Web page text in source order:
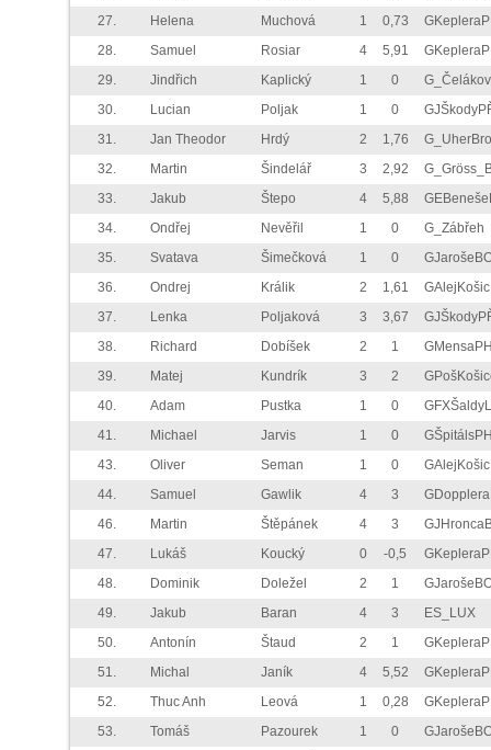
27.
Helena Muchová 1 0,73
28.
Samuel Rosiar 4 5,91
29.
Jindřich Kaplický 1 0
G_Čelákov
30.
Lucian Poljak 1 0
31.
Jan Theodor Hrdý 2 1,76
32.
Martin Šindelář 3 2,92
33.
Jakub Štepo 4 5,88
34.
Ondřej Nevěřil 1 0
G_Zábřeh
35.
Svatava Šimečková 1 0
36.
Ondrej Králik 2 1,61
GAlejKošic
37.
Lenka Poljaková 3 3,67
38.
Richard Dobíšek 2 1
39.
Matej Kundrík 3 2
40.
Adam Pustka 1 0
41.
Michael Jarvis 1 0
43.
Oliver Seman 1 0
GAlejKošic
44.
Samuel Gawlik 4 3
46.
Martin Štěpánek 4 3
47.
Lukáš Koucký 0 -0,5
48.
Dominik Doležel 2 1
49.
Jakub Baran 4 3
ES_LUX
50.
Antonín Štaud 2 1
51.
Michal Janík 4 5,52
52.
Thuc Anh Leová 1 0,28
53.
Tomáš Pazourek 1 0